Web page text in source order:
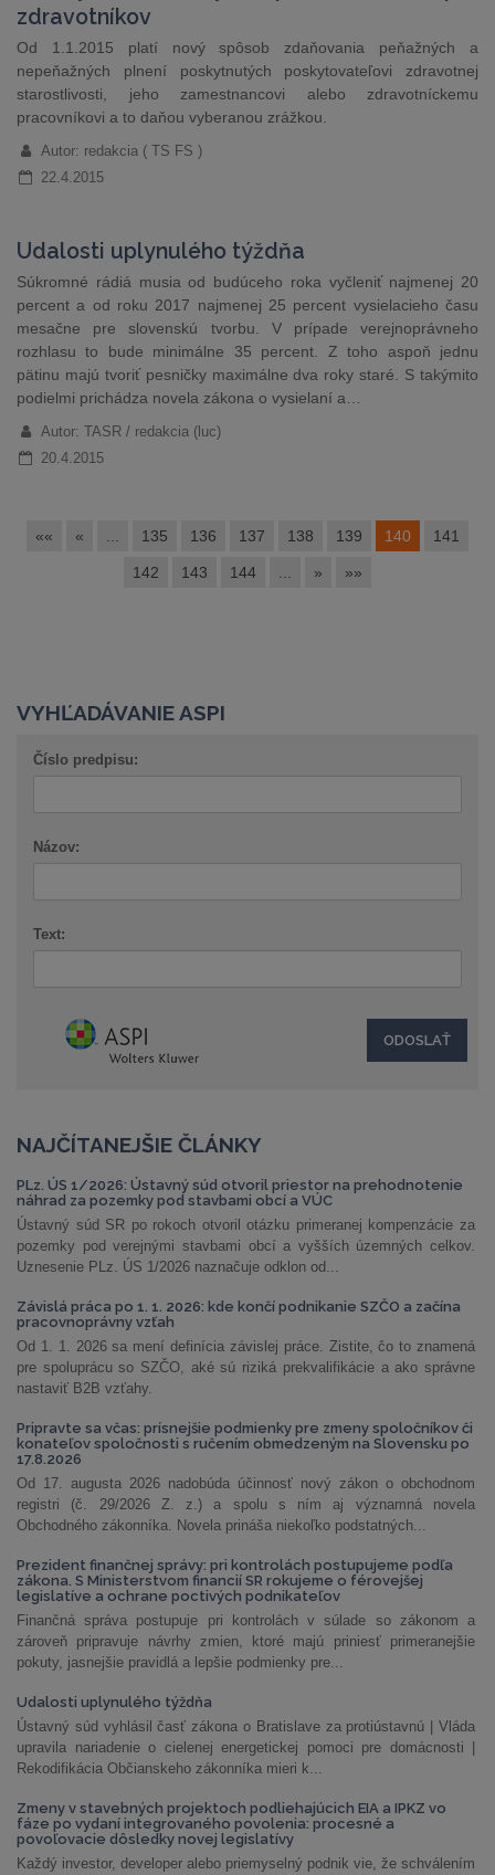
zdravotníkov
Od 1.1.2015 platí nový spôsob zdaňovania peňažných a
nepeňažných plnení poskytnutých poskytovateľovi zdravotnej
starostlivosti, jeho zamestnancovi alebo zdravotníckemu
pracovníkovi a to daňou vyberanou zrážkou.
Autor: redakcia ( TS FS )
22.4.2015
Udalosti uplynulého týždňa
Súkromné rádiá musia od budúceho roka vyčleniť najmenej 20
percent a od roku 2017 najmenej 25 percent vysielacieho času
mesačne pre slovenskú tvorbu. V prípade verejnoprávneho
rozhlasu to bude minimálne 35 percent. Z toho aspoň jednu
pätinu majú tvoriť pesničky maximálne dva roky staré. S takýmito
podielmi prichádza novela zákona o vysielaní a…
Autor: TASR / redakcia (luc)
20.4.2015
«« « 135 136 137 138 139 140 141
142 143 144 » »»
VYHĽADÁVANIE ASPI
Číslo predpisu:
Názov:
Text:
NAJČÍTANEJŠIE ČLÁNKY
PLz. ÚS 1/2026: Ústavný súd otvoril priestor na prehodnotenie
náhrad za pozemky pod stavbami obcí a VÚC
Ústavný súd SR po rokoch otvoril otázku primeranej kompenzácie za
pozemky pod verejnými stavbami obcí a vyšších územných celkov.
Uznesenie PLz. ÚS 1/2026 naznačuje odklon od...
Závislá práca po 1. 1. 2026: kde končí podnikanie SZČO a začína
pracovnoprávny vzťah
Od 1. 1. 2026 sa mení definícia závislej práce. Zistite, čo to znamená
pre spoluprácu so SZČO, aké sú riziká prekvalifikácie a ako správne
nastaviť B2B vzťahy.
Pripravte sa včas: prísnejšie podmienky pre zmeny spoločníkov či
konateľov spoločnosti s ručením obmedzeným na Slovensku po
17.8.2026
Od 17. augusta 2026 nadobúda účinnosť nový zákon o obchodnom
registri (č. 29/2026 Z. z.) a spolu s ním aj významná novela
Obchodného zákonníka. Novela prináša niekoľko podstatných...
Prezident finančnej správy: pri kontrolách postupujeme podľa
zákona. S Ministerstvom financií SR rokujeme o férovejšej
legislatíve a ochrane poctivých podnikateľov
Finančná správa postupuje pri kontrolách v súlade so zákonom a
zároveň pripravuje návrhy zmien, ktoré majú priniesť primeranejšie
pokuty, jasnejšie pravidlá a lepšie podmienky pre...
Udalosti uplynulého týždňa
Ústavný súd vyhlásil časť zákona o Bratislave za protiústavnú | Vláda
upravila nariadenie o cielenej energetickej pomoci pre domácnosti |
Rekodifikácia Občianskeho zákonníka mieri k...
Zmeny v stavebných projektoch podliehajúcich EIA a IPKZ vo
fáze po vydaní integrovaného povolenia: procesné a
povoľovacie dôsledky novej legislatívy
Každý investor, developer alebo priemyselný podnik vie, že schválením